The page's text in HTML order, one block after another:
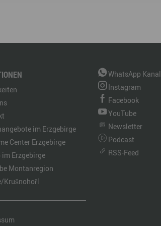
im Erzgebirge
Center Erzgebirge
im Erzgebirge
Montanregion
Krušnohoří
WhatsApp Kanal
Instagram
Facebook
YouTube
Newsletter
Podcast
RSS-Feed